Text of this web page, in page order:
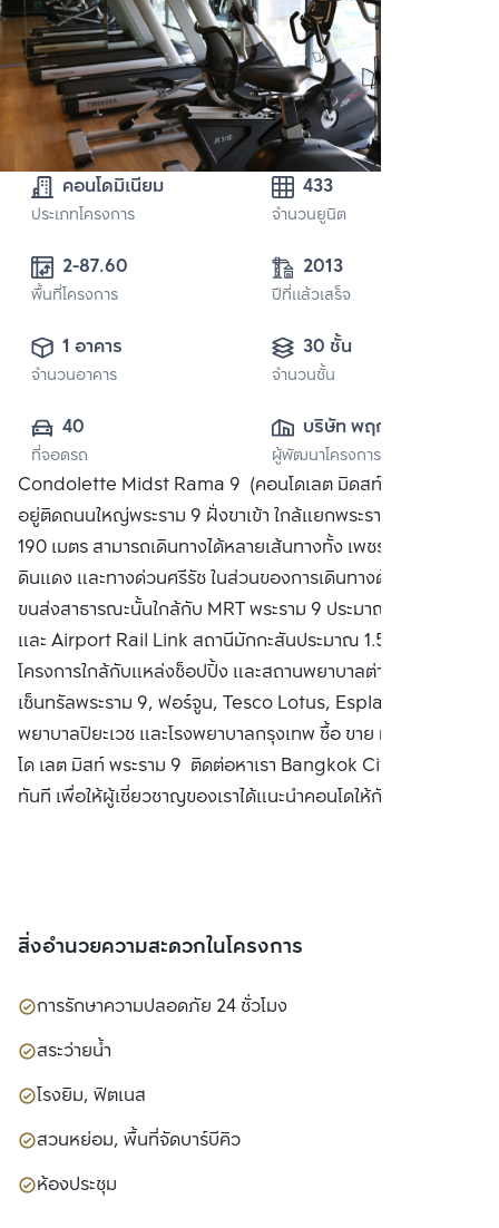
คอนโดมิเนียม
ประเภทโครงการ
433
จำนวนยูนิต
พื้นที่โครงการ
2013
ปีที่แล้วเสร็จ
1 อาคาร
จำนวนอาคาร
30 ชั้น
จำนวนชั้น
40
ที่จอดรถ
บริษัท พฤกษา เรียล
เอสเตท จำกัด
(มหาชน)
ผู้พัฒนาโครงการ
Condolette Midst Rama 9 (คอนโดเลต มิดสท์ พระราม 9)
อยู่ติดถนนใหญ่พระราม 9 ฝั่งขาเข้า ใกล้แยกพระราม 9 ประมาณ
190 เมตร สามารถเดินทางได้หลายเส้นทางทั้ง เพชรบุรี, สุขุมวิท,
ดินแดง และทางด่วนศรีรัช ในส่วนของการเดินทางด้วยระบบ
ขนส่งสาธารณะนั้นใกล้กับ MRT พระราม 9 ประมาณ 350 เมตร
และ Airport Rail Link สถานีมักกะสันประมาณ 1.5 กิโลเมตร
โครงการใกล้กับแหล่งช็อปปิ้ง และสถานพยาบาลต่างๆทั้ง
เซ็นทรัลพระราม 9, ฟอร์จูน, Tesco Lotus, Esplanade, โรง
พยาบาลปิยะเวช และโรงพยาบาลกรุงเทพ ซื้อ ขาย หรือ เช่า คอน
โด เลต มิสท์ พระราม 9 ติดต่อหาเรา Bangkok CitiSmart ได้
ทันที เพื่อให้ผู้เชี่ยวชาญของเราได้แนะนำคอนโดให้กับท่าน
สิ่งอำนวยความสะดวกในโครงการ
การรักษาความปลอดภัย 24 ชั่วโมง
สระว่ายน้ำ
โรงยิม, ฟิตเนส
สวนหย่อม, พื้นที่จัดบาร์บีคิว
ห้องประชุม